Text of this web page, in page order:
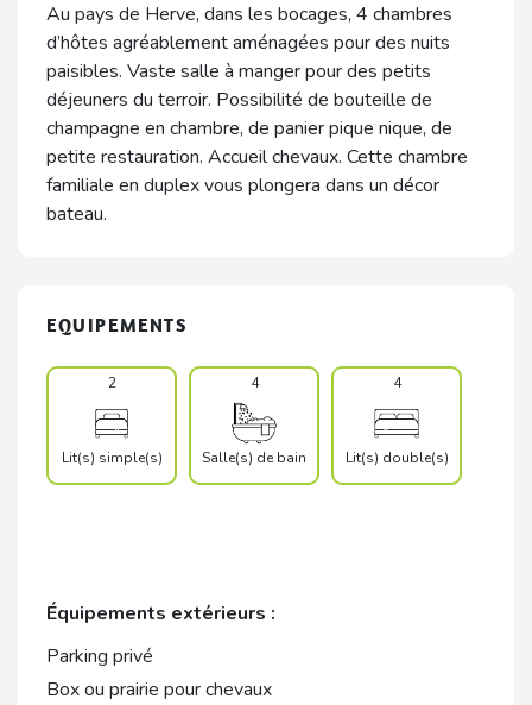
Au pays de Herve, dans les bocages, 4 chambres
d’hôtes agréablement aménagées pour des nuits
paisibles. Vaste salle à manger pour des petits
déjeuners du terroir. Possibilité de bouteille de
champagne en chambre, de panier pique nique, de
petite restauration. Accueil chevaux. Cette chambre
familiale en duplex vous plongera dans un décor
bateau.
EQUIPEMENTS
2
Lit(s) simple(s)
4
Salle(s) de bain
4
Lit(s) double(s)
Équipements extérieurs :
Parking privé
Box ou prairie pour chevaux